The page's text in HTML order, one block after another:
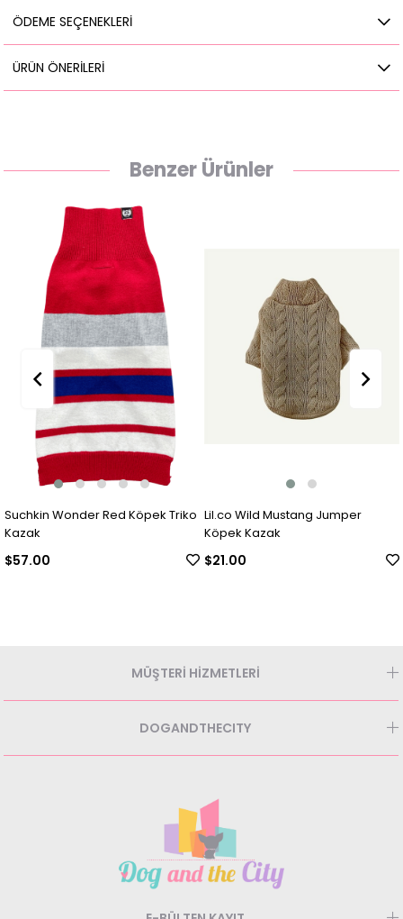
ÖDEME SEÇENEKLERI
ÜRÜN ÖNERILERI
Benzer Ürünler
Suchkin Wonder Red Köpek Triko
Kazak
$57.00
Lil.co Wild Mustang Jumper
Köpek Kazak
$21.00
MÜŞTERİ HİZMETLERİ
DOGANDTHECITY